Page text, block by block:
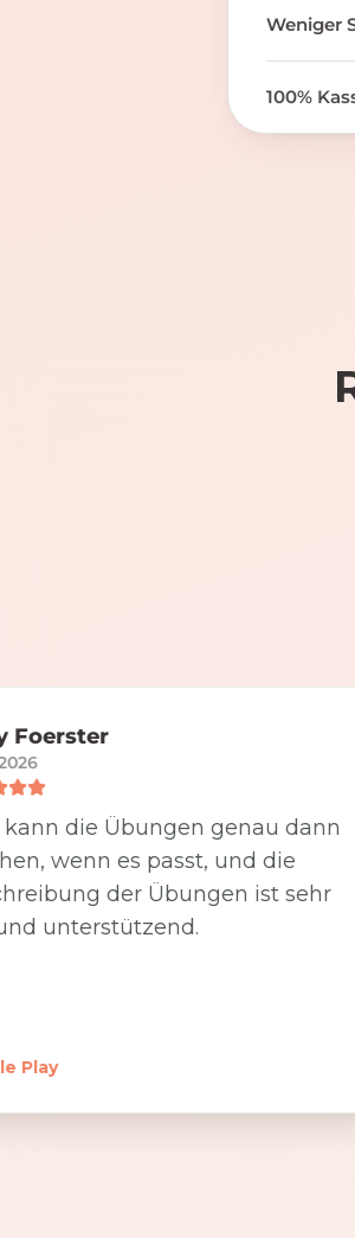
Weniger
100%
Foerster
die Übungen genau dann
wenn es passt, und die
der Übungen ist sehr
unterstützend.
Play